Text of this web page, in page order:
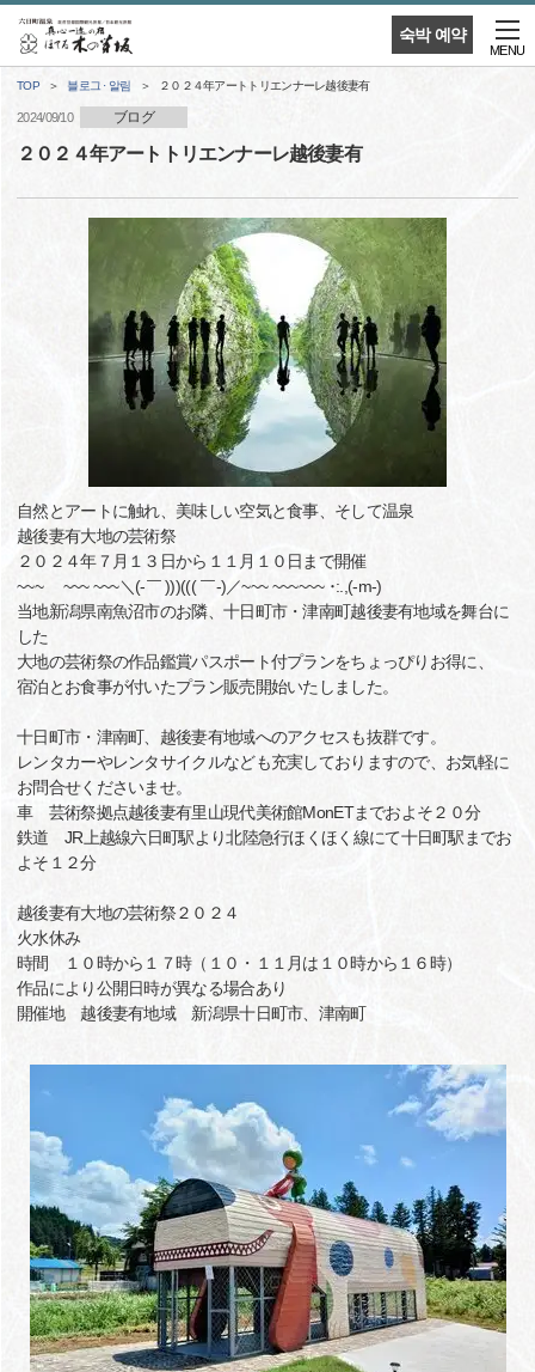
숙박 예약
MENU
TOP 블로그 · 알림 ２０２４年アートトリエンナーレ越後妻有
2024/09/10 ブログ
２０２４年アートトリエンナーレ越後妻有
自然とアートに触れ、美味しい空気と食事、そして温泉
越後妻有大地の芸術祭
２０２４年７月１３日から１１月１０日まで開催
~~~ ~~~ ~~~＼(‐￣ )))((( ￣‐)／~~~ ~~~~~~ ･:.,(-m-)
当地新潟県南魚沼市のお隣、十日町市・津南町越後妻有地域を舞台に
した
大地の芸術祭の作品鑑賞パスポート付プランをちょっぴりお得に、
宿泊とお食事が付いたプラン販売開始いたしました。
十日町市・津南町、越後妻有地域へのアクセスも抜群です。
レンタカーやレンタサイクルなども充実しておりますので、お気軽に
お問合せくださいませ。
車 芸術祭拠点越後妻有里山現代美術館MonETまでおよそ２０分
鉄道 JR上越線六日町駅より北陸急行ほくほく線にて十日町駅までお
よそ１２分
越後妻有大地の芸術祭２０２４
火水休み
時間 １０時から１７時（１０・１１月は１０時から１６時）
作品により公開日時が異なる場合あり
開催地 越後妻有地域 新潟県十日町市、津南町